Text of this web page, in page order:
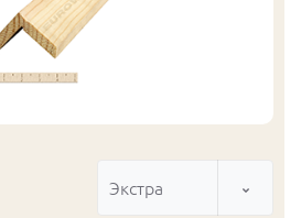
Экстра